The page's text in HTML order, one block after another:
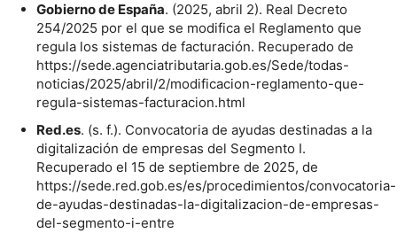
Gobierno de España. (2025, abril 2). Real Decreto
254/2025 por el que se modifica el Reglamento que
regula los sistemas de facturación. Recuperado de
https://sede.agenciatributaria.gob.es/Sede/todas-
noticias/2025/abril/2/modificacion-reglamento-que-
regula-sistemas-facturacion.html
Red.es. (s. f.). Convocatoria de ayudas destinadas a la
digitalización de empresas del Segmento I.
Recuperado el 15 de septiembre de 2025, de
https://sede.red.gob.es/es/procedimientos/convocatoria-
de-ayudas-destinadas-la-digitalizacion-de-empresas-
del-segmento-i-entre